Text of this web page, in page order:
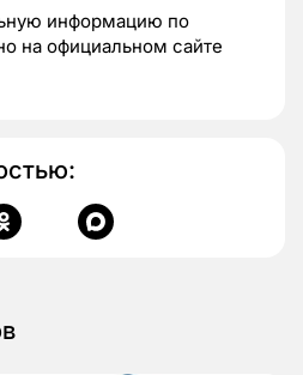
информацию по
на официальном сайте